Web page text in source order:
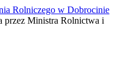
przez Ministra Rolnictwa i